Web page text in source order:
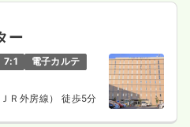
ー
7:1
電子カルテ
Ｒ外房線） 徒歩5分